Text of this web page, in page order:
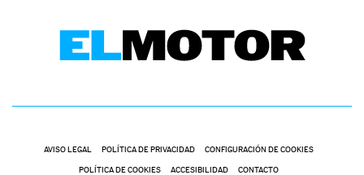
AVISO LEGAL POLÍTICA DE PRIVACIDAD CONFIGURACIÓN DE COOKIES
POLÍTICA DE COOKIES ACCESIBILIDAD CONTACTO